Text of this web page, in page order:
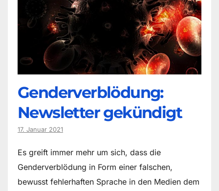
Genderverblödung:
Newsletter gekündigt
17. Januar 2021
Es greift immer mehr um sich, dass die
Genderverblödung in Form einer falschen,
bewusst fehlerhaften Sprache in den Medien dem